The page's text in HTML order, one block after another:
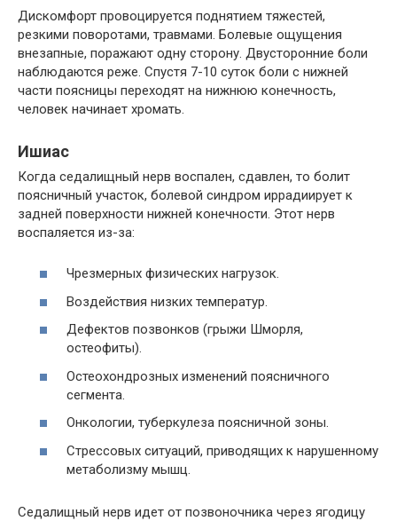
Дискомфорт провоцируется поднятием тяжестей,
резкими поворотами, травмами. Болевые ощущения
внезапные, поражают одну сторону. Двусторонние боли
наблюдаются реже. Спустя 7-10 суток боли с нижней
части поясницы переходят на нижнюю конечность,
человек начинает хромать.
Ишиас
Когда седалищный нерв воспален, сдавлен, то болит
поясничный участок, болевой синдром иррадиирует к
задней поверхности нижней конечности. Этот нерв
воспаляется из-за:
Чрезмерных физических нагрузок.
Воздействия низких температур.
Дефектов позвонков (грыжи Шморля,
остеофиты).
Остеохондрозных изменений поясничного
сегмента.
Онкологии, туберкулеза поясничной зоны.
Стрессовых ситуаций, приводящих к нарушенному
метаболизму мышц.
Седалищный нерв идет от позвоночника через ягодицу